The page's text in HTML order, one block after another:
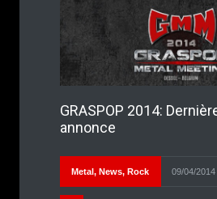
GRASPOP 2014:
annonce
Metal, News, Rock 09/04/2014